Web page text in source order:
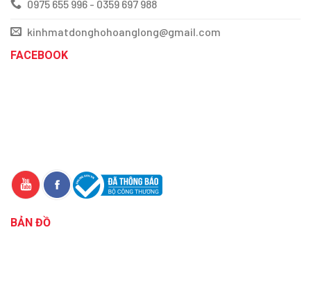
0975 655 996 - 0359 697 988
kinhmatdonghohoanglong@gmail.com
FACEBOOK
BẢN ĐỒ